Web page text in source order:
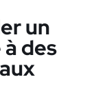
un
des